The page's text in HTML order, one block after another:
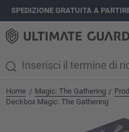
principale
SPEDIZIONE GRATUITA A
Home / Magic: The Gathering /
Deckbox Magic: The Gathering